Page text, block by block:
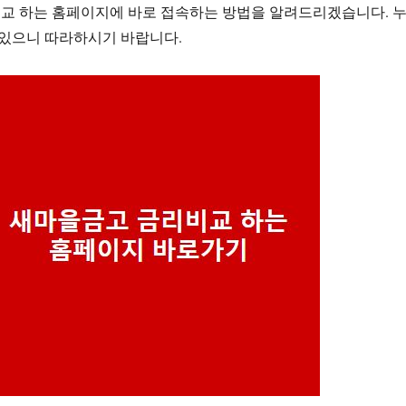
하는 홈페이지에 바로 접속하는 방법을 알려드리겠습니다. 누
으니 따라하시기 바랍니다.